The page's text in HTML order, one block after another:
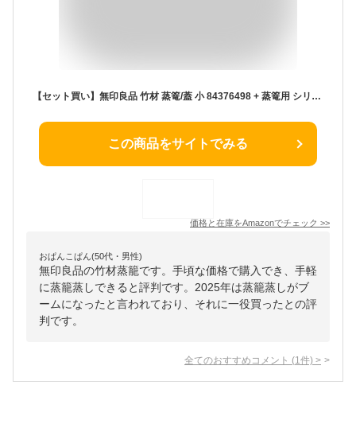
【セット買い】無印良品 竹材 蒸篭/蓋 小 84376498 + 蒸篭用 シリコーンシート 約直径25cm 84376375
この商品をサイトでみる
価格と在庫をAmazonでチェック >>
おぱんこぱん(50代・男性)
無印良品の竹材蒸籠です。手頃な価格で購入でき、手軽
に蒸籠蒸しできると評判です。2025年は蒸籠蒸しがブ
ームになったと言われており、それに一役買ったとの評
判です。
全てのおすすめコメント (1 件) >